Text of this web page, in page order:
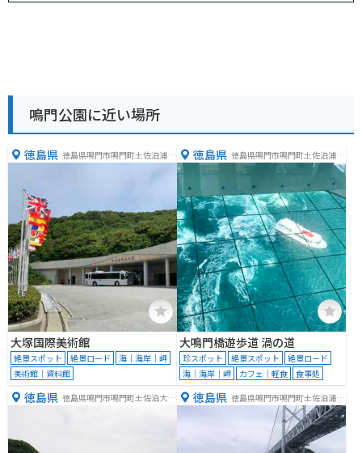
鳴門公園に近い場所
徳島県 徳島県鳴門市鳴門町土佐泊浦福
大塚国際美術館
絶景スポット 絶景ロード
海｜海岸｜岬
美術館｜資料館
徳島県 徳島県鳴門市鳴門町土佐泊浦福
大鳴門橋遊歩道 渦の道
珍スポット 絶景スポット
絶景ロード
海｜海岸｜岬
カフェ｜軽食 食事処
徳島県 徳島県鳴門市鳴門町土佐泊大毛
徳島県 徳島県鳴門市鳴門町土佐泊浦大